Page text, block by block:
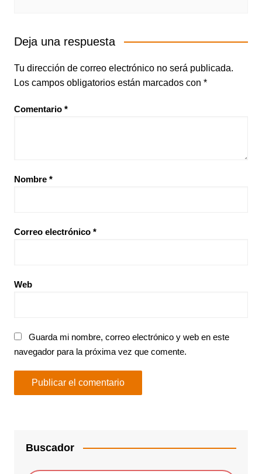
Deja una respuesta
Tu dirección de correo electrónico no será publicada.
Los campos obligatorios están marcados con *
Comentario *
Nombre *
Correo electrónico *
Web
Guarda mi nombre, correo electrónico y web en este
navegador para la próxima vez que comente.
Buscador